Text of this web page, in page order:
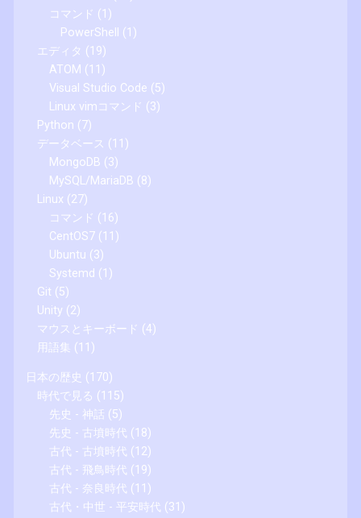
コマンド (1)
PowerShell
(1)
エディタ (19)
ATOM (11)
Visual Studio Code (5)
Linux vimコマンド (3)
Python (7)
データベース (11)
MongoDB (3)
MySQL/MariaDB (8)
Linux (27)
コマンド (16)
CentOS7(11)
Ubuntu (3)
Systemd (1)
Git (5)
Unity (2)
マウスとキーボード (4)
用語集 (11)
日本の歴史 (170)
時代で見る (115)
先史 - 神話 (5)
先史 - 古墳時代 (18)
古代 - 古墳時代 (12)
古代 - 飛鳥時代 (19)
古代 - 奈良時代 (11)
古代・中世 - 平安時代 (31)